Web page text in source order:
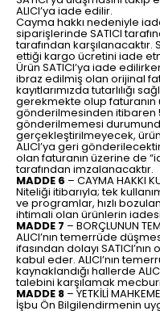
ALICI’ya iade edilir.
Cayma hakkı nedeniyle
siparişlerinde SATICI
tarafından karşılanacaktır.
ettiği kargo ücretini iade
Ürün SATICI’ya iade
ibraz edilmiş olan orijinal
kayıtlarımızda tutarlılığı
gerekmekte olup
gönderilmesinden itibaren
gönderilmemesi
gerçekleştirilmeyecek,
ALICI’ya geri
olan faturanın üzerine de
tarafından imzalanacaktır.
MADDE 6 – CAYMA HAKKI
Niteliği itibarıyla; tek
ve programlar, hızlı
ihtimali olan ürünlerin
MADDE 7 – BORÇLUNUN
ALICI’nın temerrüde
ifasından dolayı
kabul eder. ALICI’nın
kaynaklandığı hallerde
talebini karşılamak
MADDE 8 – YETKİLİ MAHKEME
İşbu Ön Bilgilendirmenin